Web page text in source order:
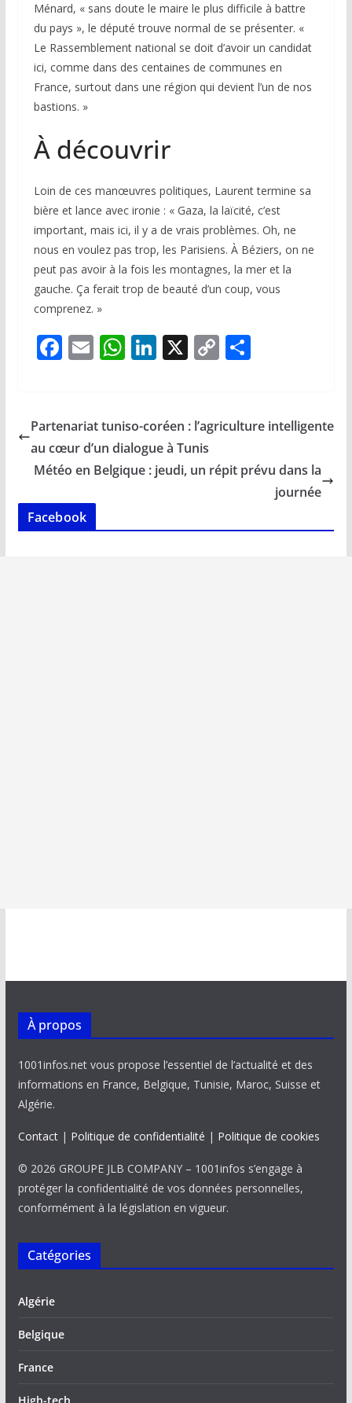
Ménard, « sans doute le maire le plus difficile à battre
du pays », le député trouve normal de se présenter. «
Le Rassemblement national se doit d’avoir un candidat
ici, comme dans des centaines de communes en
France, surtout dans une région qui devient l’un de nos
bastions. »
À découvrir
Loin de ces manœuvres politiques, Laurent termine sa
bière et lance avec ironie : « Gaza, la laïcité, c’est
important, mais ici, il y a de vrais problèmes. Oh, ne
nous en voulez pas trop, les Parisiens. À Béziers, on ne
peut pas avoir à la fois les montagnes, la mer et la
gauche. Ça ferait trop de beauté d’un coup, vous
comprenez. »
F
b
o
o
k
E
l
W
s
A
p
Li
e
dI
n
X C
y
n
P
g
Partenariat tuniso-coréen : l’agriculture intelligente
au cœur d’un dialogue à Tunis
Météo en Belgique : jeudi, un répit prévu dans la
journée
Facebook
À propos
1001infos.net vous propose l’essentiel de l’actualité et des
informations en France, Belgique, Tunisie, Maroc, Suisse et
Algérie.
Contact| Politique de confidentialité | Politique de cookies
© 2026 GROUPE JLB COMPANY – 1001infos s’engage à
protéger la confidentialité de vos données personnelles,
conformément à la législation en vigueur.
Catégories
Algérie
Belgique
France